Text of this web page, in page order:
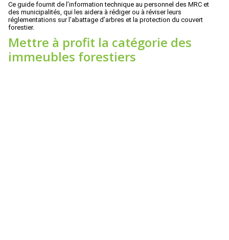
Ce guide fournit de l’information technique au personnel des MRC et
des municipalités, qui les aidera à rédiger ou à réviser leurs
réglementations sur l’abattage d’arbres et la protection du couvert
forestier.
Mettre à profit la catégorie des
immeubles forestiers